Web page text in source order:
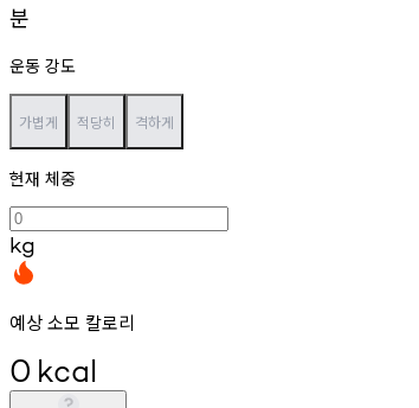
분
운동 강도
가볍게 적당히 격하게
현재 체중
kg
예상 소모 칼로리
0 kcal